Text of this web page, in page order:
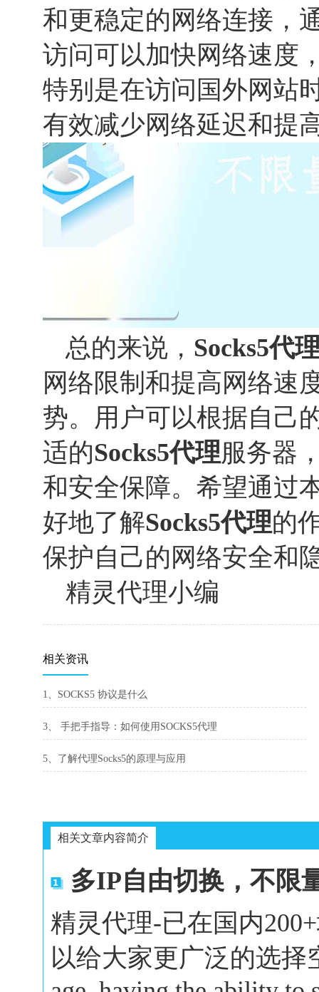
和更稳定的网络连接，
访问可以加快网络速度
特别是在访问国外网站
有效减少网络延迟和提
总的来说， Socks5代
网络限制和提高网络速
势。用户可以根据自己
适的Socks5代理服务器
和安全保障。希望通过
好地了解Socks5代理的
保护自己的网络安全和
精灵代理小编
相关资讯
1、SOCKS5 协议是什么
3、 手把手指导：如何使用SOCKS5代理
5、了解代理Socks5的原理与应用
相关文章内容简介
多IP自由切换，不限
精灵代理-已在国内
以给大家更广泛的选择